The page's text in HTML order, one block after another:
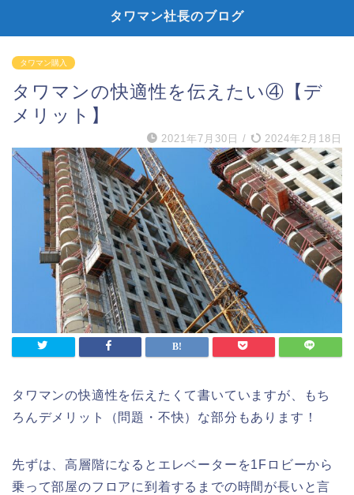
タワマン社長のブログ
タワマン購入
タワマンの快適性を伝えたい④【デ
メリット】
2021年7月30日 / 2024年2月18日
タワマンの快適性を伝えたくて書いていますが、もち
ろんデメリット（問題・不快）な部分もあります！
先ずは、高層階になるとエレベーターを1Fロビーから
乗って部屋のフロアに到着するまでの時間が長いと言